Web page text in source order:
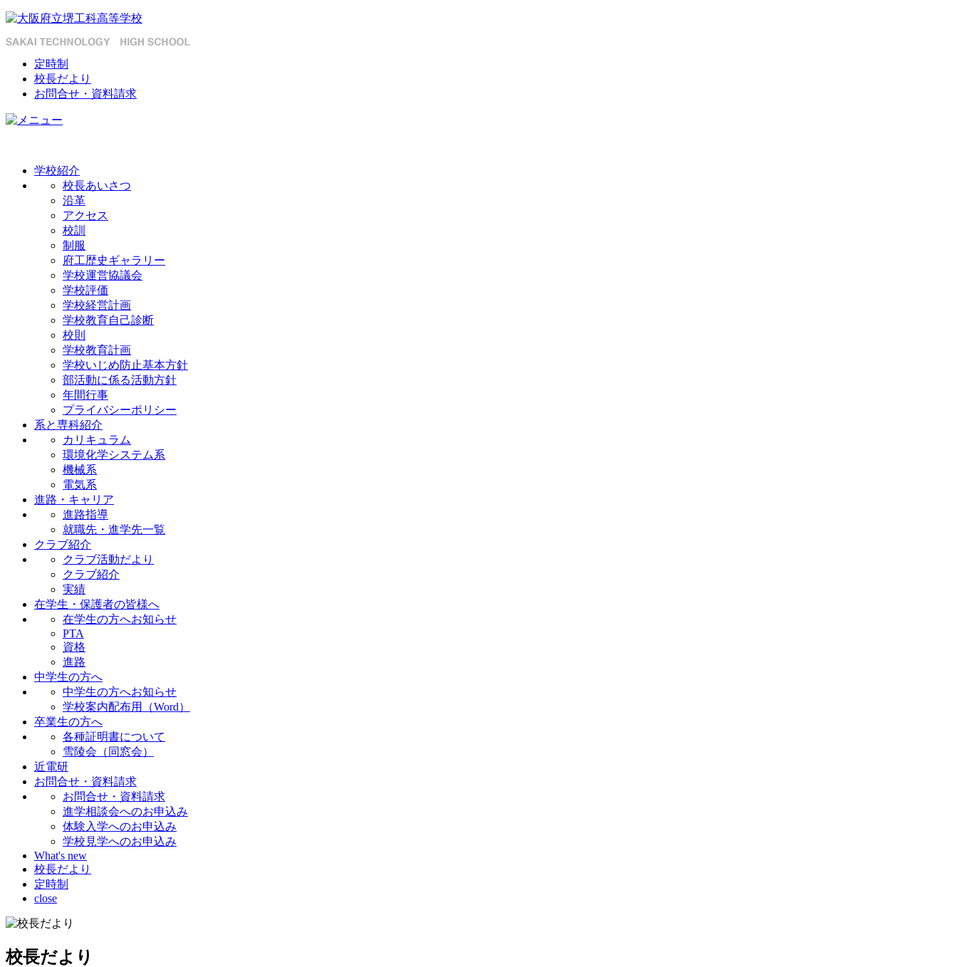
定時制
校長だより
お問合せ・資料請求
学校紹介
校長あいさつ
沿革
アクセス
校訓
制服
府工歴史ギャラリー
学校運営協議会
学校評価
学校経営計画
学校教育自己診断
校則
学校教育計画
学校いじめ防止基本方針
部活動に係る活動方針
年間行事
プライバシーポリシー
系と専科紹介
カリキュラム
環境化学システム系
機械系
電気系
進路・キャリア
進路指導
就職先・進学先一覧
クラブ紹介
クラブ活動だより
クラブ紹介
実績
在学生・保護者の皆様へ
在学生の方へお知らせ
PTA
資格
進路
中学生の方へ
中学生の方へお知らせ
学校案内配布用（Word）
卒業生の方へ
各種証明書について
雪陵会（同窓会）
近電研
お問合せ・資料請求
お問合せ・資料請求
進学相談会へのお申込み
体験入学へのお申込み
学校見学へのお申込み
What's new
校長だより
定時制
close
校長だより